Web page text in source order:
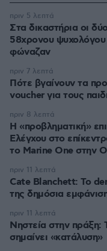
Στα δικαστήρια οι
58χρονου
φώναζαν
πριν 5 λεπτά
Πότε βγαίνουν τα προσωρινά αποτελέσματα για τα
voucher για τους
πριν 7 λεπτά
Η «προβληματική»
Ελέγχου στο
το Marine One στην
πριν 8 λεπτά
Cate Blanchett: Το
της δημόσια
πριν 11 λεπτά
Νηστεία στην πράξη:
σημαίνει «κατάλυση»
πριν 11 λεπτά